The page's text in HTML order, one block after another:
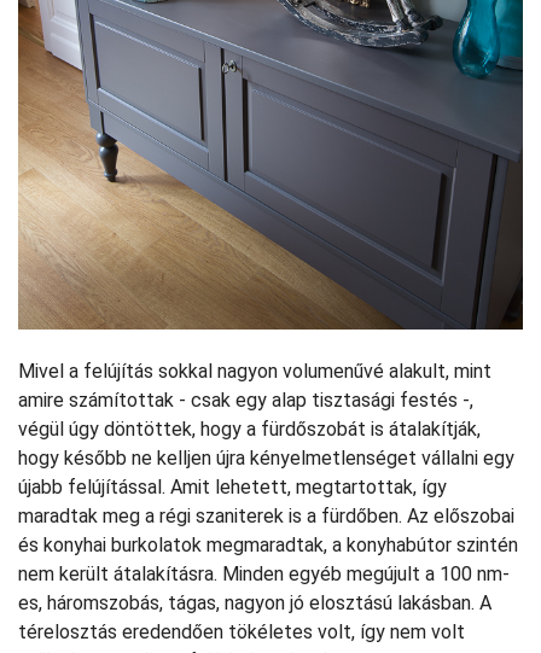
Mivel a felújítás sokkal nagyon volumenűvé alakult, mint
amire számítottak - csak egy alap tisztasági festés -,
végül úgy döntöttek, hogy a fürdőszobát is átalakítják,
hogy később ne kelljen újra kényelmetlenséget vállalni egy
újabb felújítással. Amit lehetett, megtartottak, így
maradtak meg a régi szaniterek is a fürdőben. Az előszobai
és konyhai burkolatok megmaradtak, a konyhabútor szintén
nem került átalakításra. Minden egyéb megújult a 100 nm-
es, háromszobás, tágas, nagyon jó elosztású lakásban. A
térelosztás eredendően tökéletes volt, így nem volt